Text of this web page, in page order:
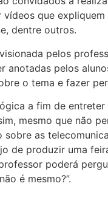
que
dentre outros.
pelos
anotadas pelos
o tema e fazer
a fim de
mesmo que não
as
de produzir uma
poderá
é mesmo?”.